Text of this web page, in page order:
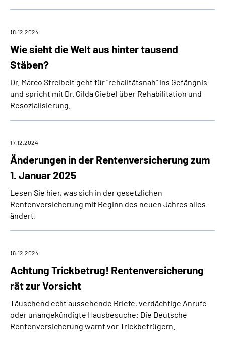
Wie sieht die Welt aus hinter tausend
Stäben?
18.12.2024
Dr. Marco Streibelt geht für "rehalitätsnah" ins Gefängnis
und spricht mit Dr. Gilda Giebel über Rehabilitation und
Resozialisierung.
Änderungen in der Rentenversicherung zum
1. Januar 2025
17.12.2024
Lesen Sie hier, was sich in der gesetzlichen
Rentenversicherung mit Beginn des neuen Jahres alles
ändert.
Achtung Trickbetrug! Rentenversicherung
rät zur Vorsicht
16.12.2024
Täuschend echt aussehende Briefe, verdächtige Anrufe
oder unangekündigte Hausbesuche: Die Deutsche
Rentenversicherung warnt vor Trickbetrügern.